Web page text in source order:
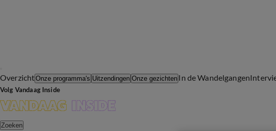
OverzichtOnze programma's Uitzendingen Onze gezichten In de Wandelgangen
Volg Vandaag Inside
Zoeken